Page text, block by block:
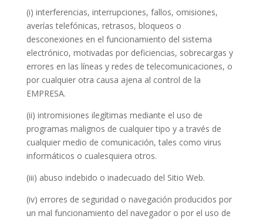
(i) interferencias, interrupciones, fallos, omisiones,
averías telefónicas, retrasos, bloqueos o
desconexiones en el funcionamiento del sistema
electrónico, motivadas por deficiencias, sobrecargas y
errores en las líneas y redes de telecomunicaciones, o
por cualquier otra causa ajena al control de la
EMPRESA.
(ii) intromisiones ilegítimas mediante el uso de
programas malignos de cualquier tipo y a través de
cualquier medio de comunicación, tales como virus
informáticos o cualesquiera otros.
(iii) abuso indebido o inadecuado del Sitio Web.
(iv) errores de seguridad o navegación producidos por
un mal funcionamiento del navegador o por el uso de